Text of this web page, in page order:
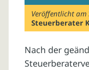
Veröffentlicht am
Steuerberater
Nach der